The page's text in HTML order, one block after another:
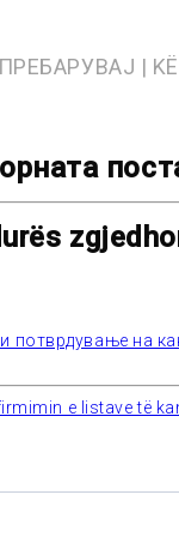
ПРЕБАРУВАЈ |
на
e listave të